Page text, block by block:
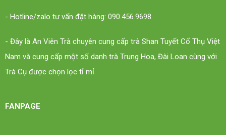
- Hotline/zalo tư vấn đặt hàng: 090.456.9698
- Đây là An Viên Trà chuyên cung cấp trà Shan Tuyết Cổ Thụ Việt
Nam và cung cấp một số danh trà Trung Hoa, Đài Loan cùng với
Trà Cụ được chọn lọc tỉ mỉ.
FANPAGE